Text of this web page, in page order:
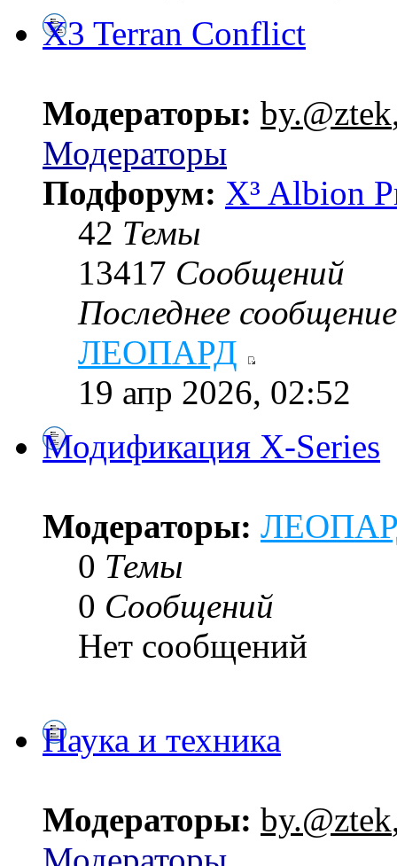
X3 Terran Conflict
Модераторы: by.@ztek
Модераторы
Подфорум: X³ Albion
42 Темы
13417 Сообщений
Последнее сообщение
ЛЕОПАРД
19 апр 2026, 02:52
Модификация X-Series
Модераторы:
0 Темы
0 Сообщений
Нет сообщений
Наука и техника
Модераторы: by.@ztek